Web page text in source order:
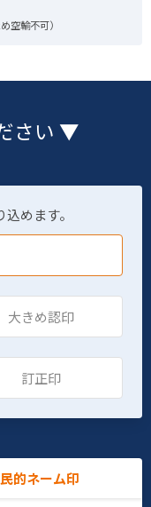
空輸不可）
さい ▼
めます。
大きめ認印
訂正印
的ネーム印